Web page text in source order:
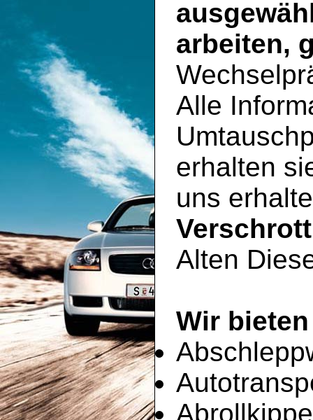
arbeiten,
Alle
erhalten
uns
Alten
Wir